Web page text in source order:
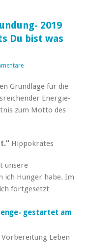
2019
Du bist was
Grundlage für die
Energie-
zum Motto des
Hippokrates
unsere
ich Hunger habe. Im
fortgesetzt
gestartet am
Vorbereitung Leben